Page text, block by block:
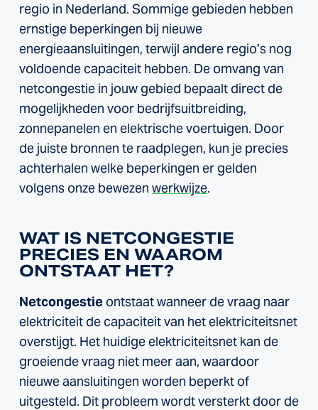
regio in Nederland. Sommige gebieden hebben
ernstige beperkingen bij nieuwe
energieaansluitingen, terwijl andere regio’s nog
voldoende capaciteit hebben. De omvang van
netcongestie in jouw gebied bepaalt direct de
mogelijkheden voor bedrijfsuitbreiding,
zonnepanelen en elektrische voertuigen. Door
de juiste bronnen te raadplegen, kun je precies
achterhalen welke beperkingen er gelden
volgens onze bewezen werkwijze.
WAT IS NETCONGESTIE
PRECIES EN WAAROM
ONTSTAAT HET?
Netcongestieontstaat wanneer de vraag naar
elektriciteit de capaciteit van het elektriciteitsnet
overstijgt. Het huidige elektriciteitsnet kan de
groeiende vraag niet meer aan, waardoor
nieuwe aansluitingen worden beperkt of
uitgesteld. Dit probleem wordt versterkt door de